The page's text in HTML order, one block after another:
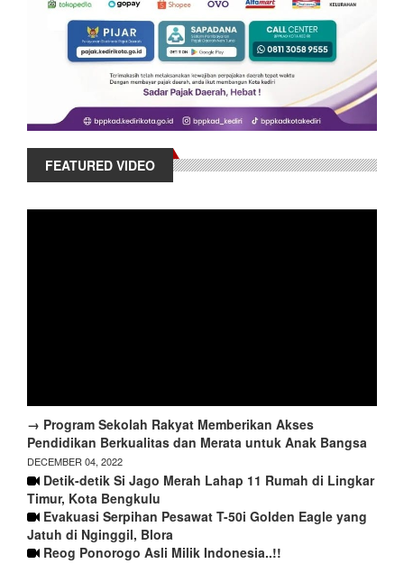
FEATURED VIDEO
→ Program Sekolah Rakyat Memberikan Akses
Pendidikan Berkualitas dan Merata untuk Anak Bangsa
DECEMBER 04, 2022
Detik-detik Si Jago Merah Lahap 11 Rumah di Lingkar
Timur, Kota Bengkulu
Evakuasi Serpihan Pesawat T-50i Golden Eagle yang
Jatuh di Nginggil, Blora
Reog Ponorogo Asli Milik Indonesia..!!